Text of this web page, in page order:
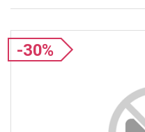
-30%